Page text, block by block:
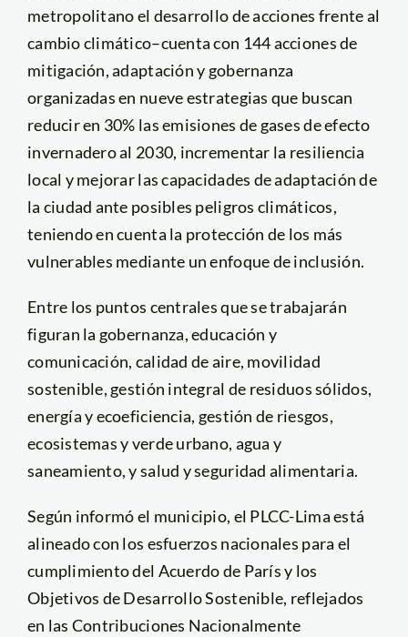
metropolitano el desarrollo de acciones frente al
cambio climático–cuenta con 144 acciones de
mitigación, adaptación y gobernanza
organizadas en nueve estrategias que buscan
reducir en 30% las emisiones de gases de efecto
invernadero al 2030, incrementar la resiliencia
local y mejorar las capacidades de adaptación de
la ciudad ante posibles peligros climáticos,
teniendo en cuenta la protección de los más
vulnerables mediante un enfoque de inclusión.
Entre los puntos centrales que se trabajarán
figuran la gobernanza, educación y
comunicación, calidad de aire, movilidad
sostenible, gestión integral de residuos sólidos,
energía y ecoeficiencia, gestión de riesgos,
ecosistemas y verde urbano, agua y
saneamiento, y salud y seguridad alimentaria.
Según informó el municipio, el PLCC-Lima está
alineado con los esfuerzos nacionales para el
cumplimiento del Acuerdo de París y los
Objetivos de Desarrollo Sostenible, reflejados
en las Contribuciones Nacionalmente